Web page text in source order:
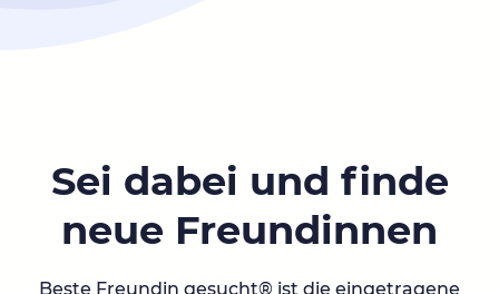
Sei dabei und finde
neue Freundinnen
Beste Freundin gesucht® ist die eingetragene